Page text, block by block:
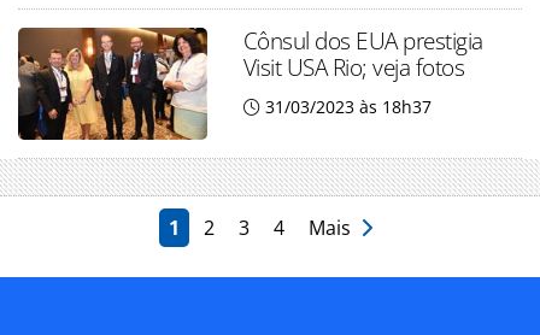
Cônsul dos EUA prestigia
Visit USA Rio; veja fotos
31/03/2023 às 18h37
1 2 3 4 Mais